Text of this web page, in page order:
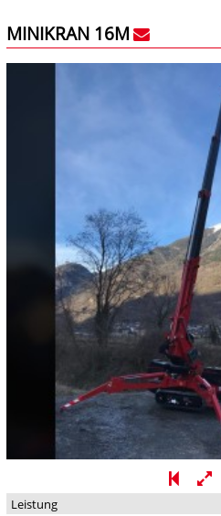
MINIKRAN 16M
Leistung